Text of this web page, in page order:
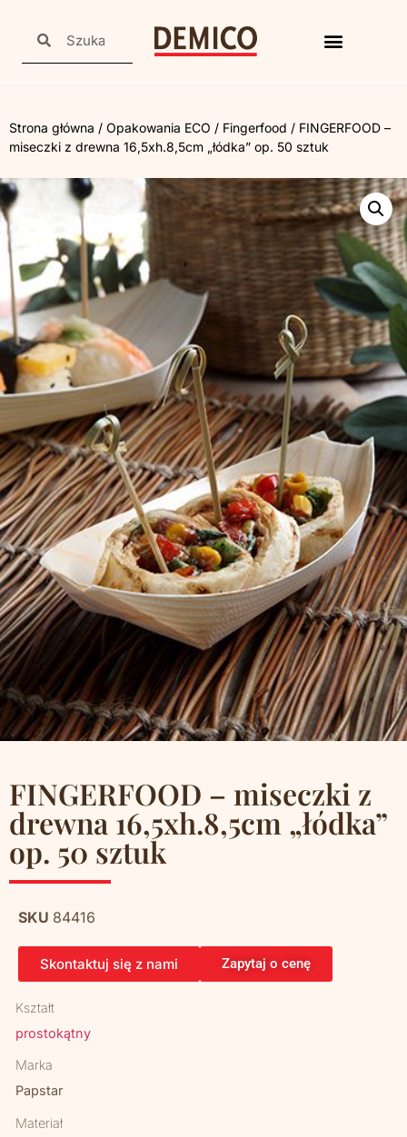
Strona główna / Opakowania ECO / Fingerfood / FINGERFOOD –
miseczki z drewna 16,5xh.8,5cm „łódka” op. 50 sztuk
FINGERFOOD – miseczki z
drewna 16,5xh.8,5cm „łódka”
op. 50 sztuk
SKU 84416
Skontaktuj się z nami Zapytaj o cenę
Kształt
prostokątny
Marka
Papstar
Materiał